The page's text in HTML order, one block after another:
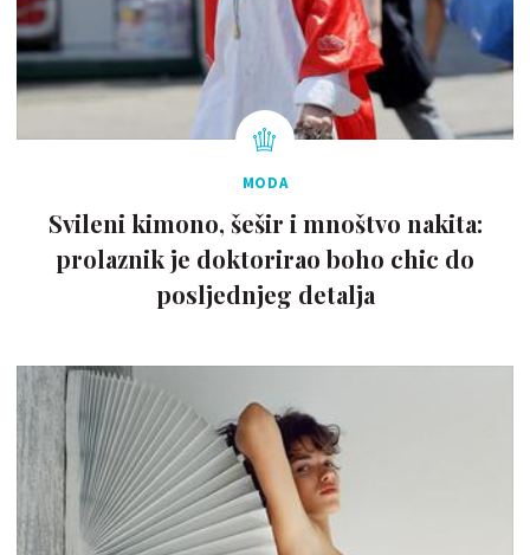
MODA
Svileni kimono, šešir i mnoštvo nakita:
prolaznik je doktorirao boho chic do
posljednjeg detalja